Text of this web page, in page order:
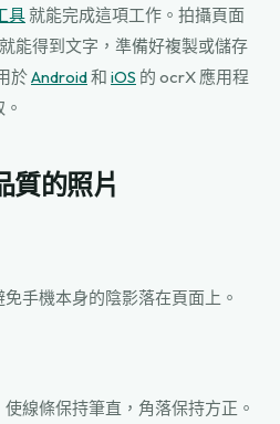
具就能完成這項工作。拍攝頁面
能得到文字，準備好複製或儲存
於Android和 iOS 的 ocrX 應用程
質的照片
手機本身的陰影落在頁面上。
線條保持筆直，角落保持方正。